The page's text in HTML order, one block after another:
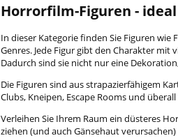
Horrorfilm-Figuren -
In dieser Kategorie finden Sie Figuren wie
Genres. Jede Figur gibt den Charakter
Dadurch sind sie nicht nur eine
Die Figuren sind aus strapazierfähigem
Clubs, Kneipen, Escape Rooms und
Verleihen Sie Ihrem Raum ein düsteres
ziehen (und auch Gänsehaut